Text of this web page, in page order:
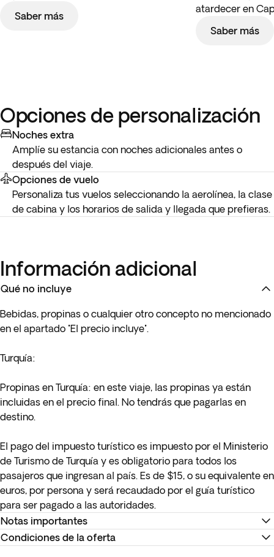
Saber más
atardecer en
Saber más
Opciones de personalización
Noches extra
Amplíe su estancia con noches adicionales antes o
después del viaje.
Opciones de vuelo
Personaliza tus vuelos seleccionando la aerolínea, la clase
de cabina y los horarios de salida y llegada que prefieras.
Información adicional
Qué no incluye
Bebidas, propinas o cualquier otro concepto no mencionado
en el apartado "El precio incluye".
Turquía:
Propinas en Turquía: en este viaje, las propinas ya están
incluidas en el precio final. No tendrás que pagarlas en
destino.
El pago del impuesto turístico es impuesto por el Ministerio
de Turismo de Turquía y es obligatorio para todos los
pasajeros que ingresan al país. Es de $15, o su equivalente en
euros, por persona y será recaudado por el guía turístico
para ser pagado a las autoridades.
Notas importantes
TURQUÍA:
Condiciones de la oferta